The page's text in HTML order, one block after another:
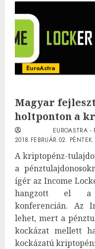
EuroAstra
Magyar
holtponton a
EUROASTRA -
2018.FEBRUÁR.02. PÉNTEK.
A kriptopénz-
a
ígér az Income
hangzott el a
konferencián. Az
lehet, mert a
kockázat mellett
kockázatú